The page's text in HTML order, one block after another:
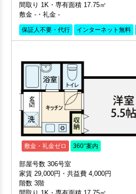
間取り 1K・専有面積 17.75㎡
敷金 -・礼金 -
保証人不要・代行 インターネット無料
敷金・礼金ゼロ 360°案内
部屋号数 306号室
家賃 29,000円・共益費 4,000円
階数 3階